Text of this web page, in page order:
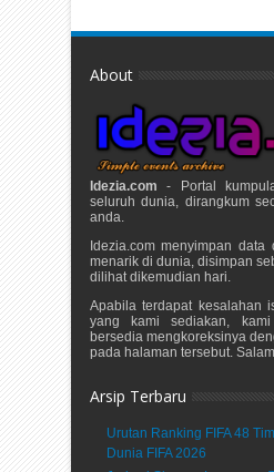
About
Idezia.com - Portal
seluruh dunia, dirangkum
anda.
Idezia.com menyimpan
menarik di dunia, disimpan
dilihat dikemudian hari.
Apabila terdapat kesalahan
yang kami sediakan,
bersedia mengkoreksinya
pada halaman tersebut.
Arsip Terbaru
Urutan Ranking FIFA 48
Dunia FIFA 2026